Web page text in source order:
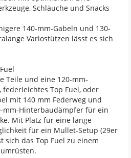
Schläuche und Snacks
140-mm-Gabeln und 130-
Variostützen lässt es sich
Teile und eine 120-mm-
Top Fuel, oder
mit 140 mm Federweg und
mm-Hinterbaudämpfer für ein
Mit Platz für eine länge
für ein Mullet-Setup (29er
sich das Top Fuel zu einem